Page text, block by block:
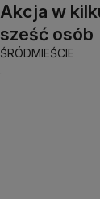
Akcja w
sześć osób
ŚRÓDMIEŚCIE